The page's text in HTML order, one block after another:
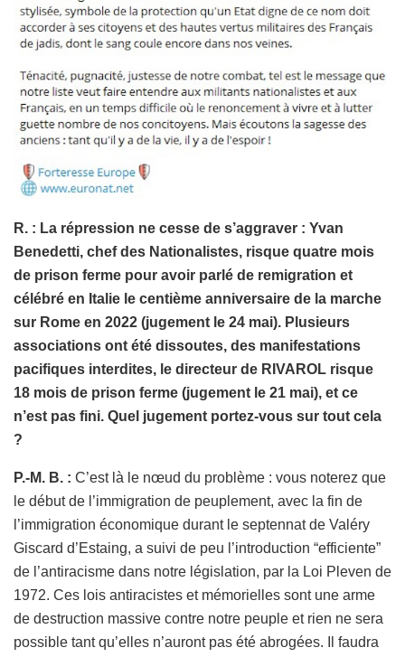
R. : La répression ne cesse de s’aggraver : Yvan
Benedetti, chef des Nationalistes, risque quatre mois
de prison ferme pour avoir parlé de remigration et
célébré en Italie le centième anniversaire de la marche
sur Rome en 2022 (jugement le 24 mai). Plusieurs
associations ont été dissoutes, des manifestations
pacifiques interdites, le directeur de RIVAROL risque
18 mois de prison ferme (jugement le 21 mai), et ce
n’est pas fini. Quel jugement portez-vous sur tout cela
?
P.-M. B. : C’est là le nœud du problème : vous noterez que
le début de l’immigration de peuplement, avec la fin de
l’immigration économique durant le septennat de Valéry
Giscard d’Estaing, a suivi de peu l’introduction “efficiente”
de l’antiracisme dans notre législation, par la Loi Pleven de
1972. Ces lois antiracistes et mémorielles sont une arme
de destruction massive contre notre peuple et rien ne sera
possible tant qu’elles n’auront pas été abrogées. Il faudra